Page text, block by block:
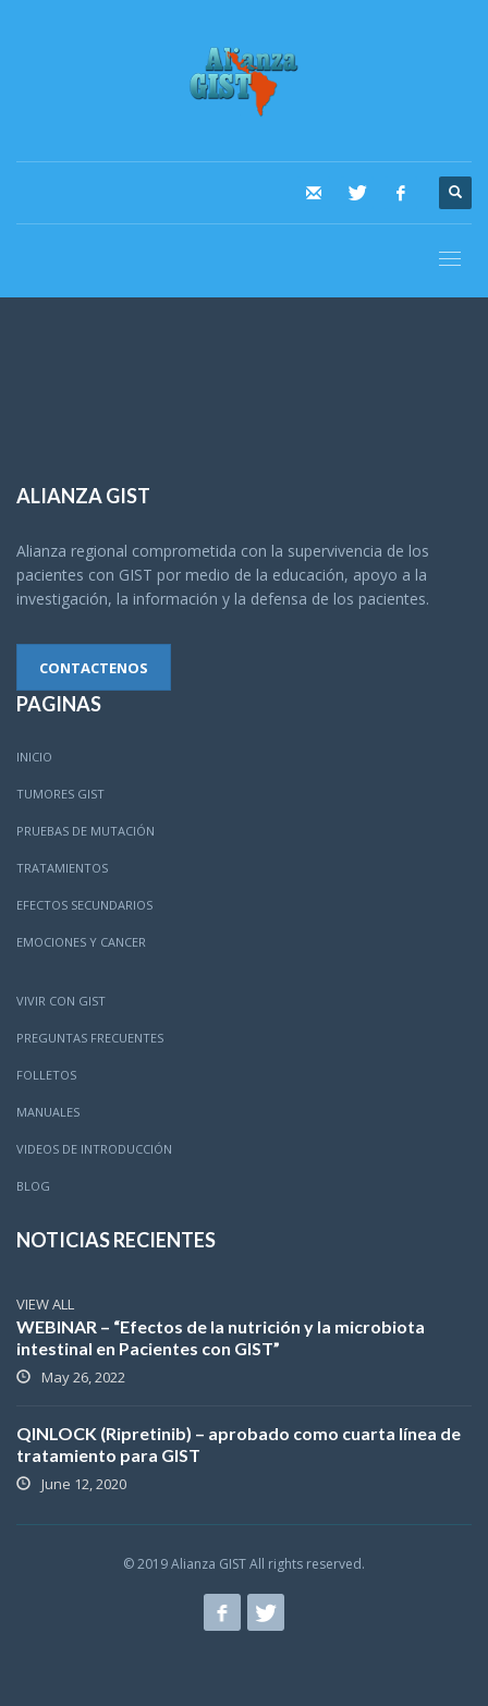
ALIANZA GIST
Alianza regional comprometida con la supervivencia de los
pacientes con GIST por medio de la educación, apoyo a la
investigación, la información y la defensa de los pacientes.
CONTACTENOS
PAGINAS
INICIO
TUMORES GIST
PRUEBAS DE MUTACIÓN
TRATAMIENTOS
EFECTOS SECUNDARIOS
EMOCIONES Y CANCER
VIVIR CON GIST
PREGUNTAS FRECUENTES
FOLLETOS
MANUALES
VIDEOS DE INTRODUCCIÓN
BLOG
NOTICIAS RECIENTES
VIEW ALL
WEBINAR – “Efectos de la nutrición y la microbiota
intestinal en Pacientes con GIST”
May 26, 2022
QINLOCK (Ripretinib) – aprobado como cuarta línea de
tratamiento para GIST
June 12, 2020
© 2019 Alianza GIST All rights reserved.